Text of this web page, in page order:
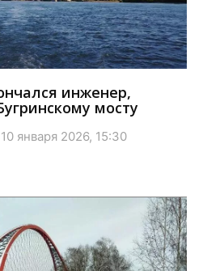
инженер,
мосту
10 января 2026, 15:30